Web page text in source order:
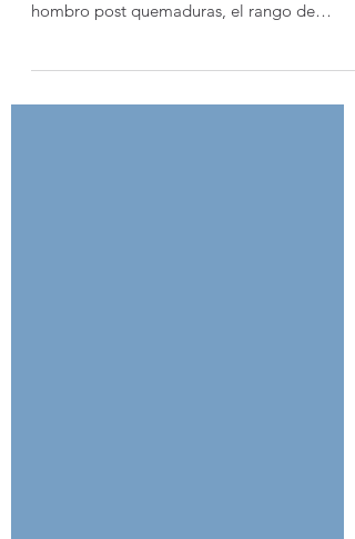
Aprenda cómo la postura y los hábitos
Descubra información clínica clave y factores